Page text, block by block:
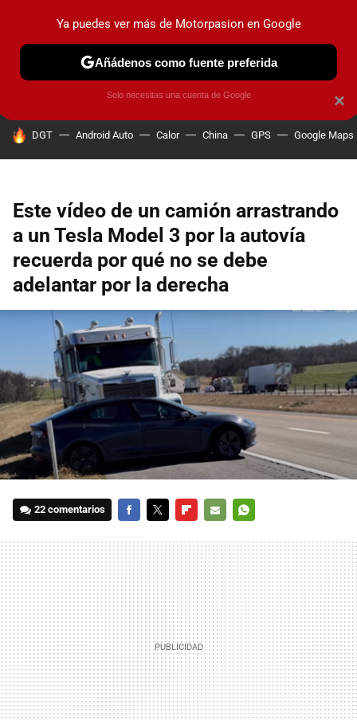
PRUEBAS COCHES ELÉCTRICOS OBSERVATORIO
HOY SE HABLA DE
DGT Android Auto Calor China GPS Google Maps
Este vídeo de un camión arrastrando
a un Tesla Model 3 por la autovía
recuerda por qué no se debe
adelantar por la derecha
22 comentarios
MAIL
×
Ya puedes ver más de Motorpasion en Google
Añádenos como fuente preferida
Solo necesitas una cuenta de Google